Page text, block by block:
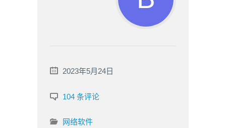
2023年5月24日
104 条评论
网络软件